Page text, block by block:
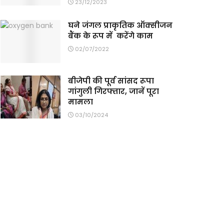
23/12/2023
घने जंगल प्राकृतिक ऑक्सीजन
बैंक के रूप में करेंगे काम
02/07/2022
बीजेपी की पूर्व सांसद रूपा
गांगुली गिरफ्तार, जानें पूरा
मामला
03/10/2024